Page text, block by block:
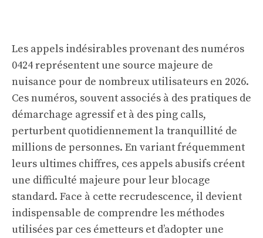
Les appels indésirables provenant des numéros
0424 représentent une source majeure de
nuisance pour de nombreux utilisateurs en 2026.
Ces numéros, souvent associés à des pratiques de
démarchage agressif et à des ping calls,
perturbent quotidiennement la tranquillité de
millions de personnes. En variant fréquemment
leurs ultimes chiffres, ces appels abusifs créent
une difficulté majeure pour leur blocage
standard. Face à cette recrudescence, il devient
indispensable de comprendre les méthodes
utilisées par ces émetteurs et d’adopter une